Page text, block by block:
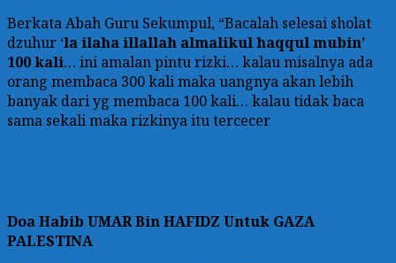
Berkata Abah Guru Sekumpul, “Bacalah selesai sholat
dzuhur ‘la ilaha illallah almalikul haqqul mubin’
100 kali… ini amalan pintu rizki… kalau misalnya ada
orang membaca 300 kali maka uangnya akan lebih
banyak dari yg membaca 100 kali… kalau tidak baca
sama sekali maka rizkinya itu tercecer
DoaHabib UMAR Bin HAFIDZ Untuk GAZA
PALESTINA